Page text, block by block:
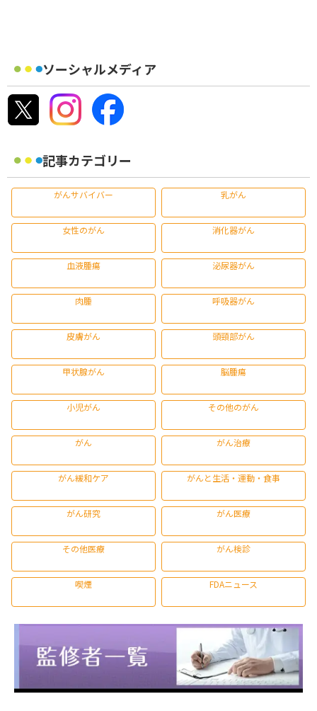
ソーシャルメディア
記事カテゴリー
がんサバイバー 乳がん
女性のがん 消化器がん
血液腫瘍 泌尿器がん
肉腫 呼吸器がん
皮膚がん 頭頸部がん
甲状腺がん 脳腫瘍
小児がん その他のがん
がん がん治療
がん緩和ケア がんと生活・運動・食事
がん研究 がん医療
その他医療 がん検診
喫煙 FDAニュース